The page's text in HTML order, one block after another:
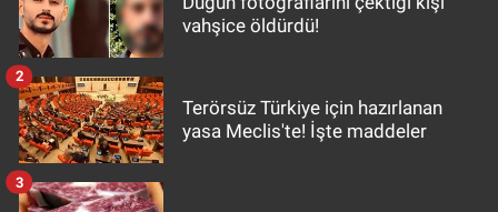
vahşice öldürdü!
Terörsüz Türkiye için hazırlanan
yasa Meclis'te! İşte maddeler
2
3